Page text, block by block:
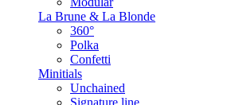
La Brune & La Blonde
360°
Polka
Confetti
Minitials
Unchained
Signature line